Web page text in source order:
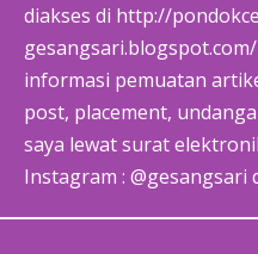
diakses di http://
informasi pemuatan
post, placement,
saya lewat surat
Instagram : @gesangsari